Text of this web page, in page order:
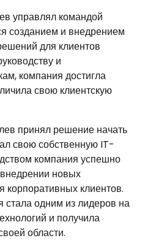
управлял командой
созданием и внедрением
для клиентов
и
компания достигла
свою клиентскую
принял решение начать
свою собственную IT-
компания успешно
новых
клиентов.
стала одним из лидеров на
и получила
области.